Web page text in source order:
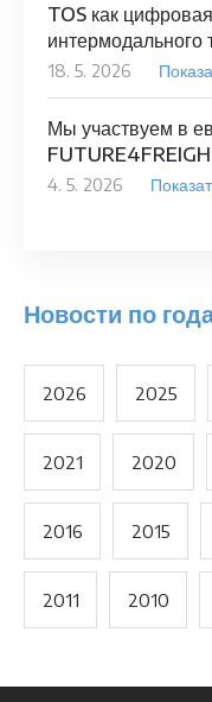
TOS как
интермодального
18. 5. 2026
Мы участвуем в
4. 5. 2026
Новости по
2026 2025
2021 2020
2016 2015
2011 2010